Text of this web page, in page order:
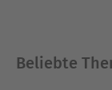
Beliebte